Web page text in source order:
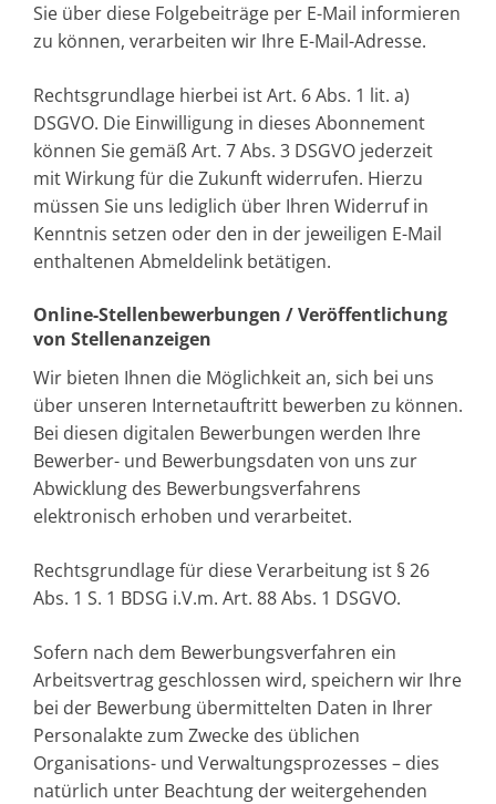
Sie über diese Folgebeiträge per E-Mail informieren
zu können, verarbeiten wir Ihre E-Mail-Adresse.
Rechtsgrundlage hierbei ist Art. 6 Abs. 1 lit. a)
DSGVO. Die Einwilligung in dieses Abonnement
können Sie gemäß Art. 7 Abs. 3 DSGVO jederzeit
mit Wirkung für die Zukunft widerrufen. Hierzu
müssen Sie uns lediglich über Ihren Widerruf in
Kenntnis setzen oder den in der jeweiligen E-Mail
enthaltenen Abmeldelink betätigen.
Online-Stellenbewerbungen / Veröffentlichung
von Stellenanzeigen
Wir bieten Ihnen die Möglichkeit an, sich bei uns
über unseren Internetauftritt bewerben zu können.
Bei diesen digitalen Bewerbungen werden Ihre
Bewerber- und Bewerbungsdaten von uns zur
Abwicklung des Bewerbungsverfahrens
elektronisch erhoben und verarbeitet.
Rechtsgrundlage für diese Verarbeitung ist § 26
Abs. 1 S. 1 BDSG i.V.m. Art. 88 Abs. 1 DSGVO.
Sofern nach dem Bewerbungsverfahren ein
Arbeitsvertrag geschlossen wird, speichern wir Ihre
bei der Bewerbung übermittelten Daten in Ihrer
Personalakte zum Zwecke des üblichen
Organisations- und Verwaltungsprozesses – dies
natürlich unter Beachtung der weitergehenden